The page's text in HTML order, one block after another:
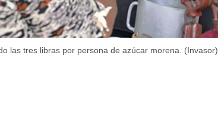
las tres libras por persona de azúcar morena. (Invasor)